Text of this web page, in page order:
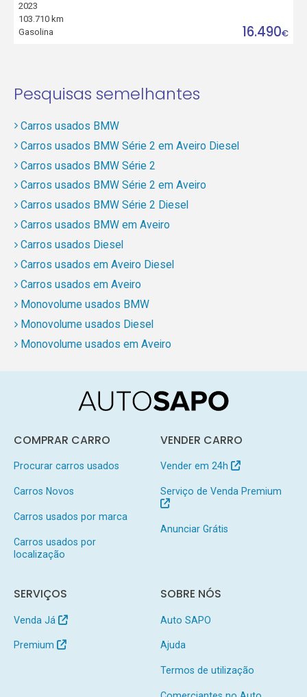
2023
103.710 km
Gasolina
16.490€
Pesquisas semelhantes
Carros usados BMW
Carros usados BMW Série 2 em Aveiro Diesel
Carros usados BMW Série 2
Carros usados BMW Série 2 em Aveiro
Carros usados BMW Série 2 Diesel
Carros usados BMW em Aveiro
Carros usados Diesel
Carros usados em Aveiro Diesel
Carros usados em Aveiro
Monovolume usados BMW
Monovolume usados Diesel
Monovolume usados em Aveiro
COMPRAR CARRO
Procurar carros usados
Carros Novos
Carros usados por marca
Carros usados por
localização
VENDER CARRO
Vender em 24h
Serviço de Venda Premium
Anunciar Grátis
SERVIÇOS
Venda Já
Premium
SOBRE NÓS
Auto SAPO
Ajuda
Termos de utilização